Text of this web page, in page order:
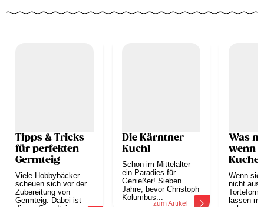
Tipps & Tricks
für perfekten
Germteig
Viele Hobbybäcker
scheuen sich vor der
Zubereitung von
Germteig. Dabei ist
Die Kärntner
Kuchl
Schon im Mittelalter
ein Paradies für
Genießer! Sieben
Jahre, bevor Christoph
Kolumbus...
zum Artikel
Was
wenn
Wenn
nicht aus
Torteform
lassen